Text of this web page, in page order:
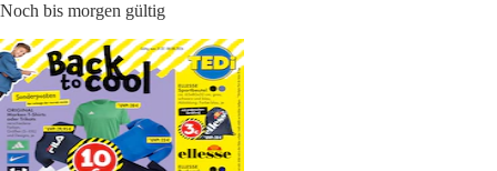
Noch bis morgen gültig